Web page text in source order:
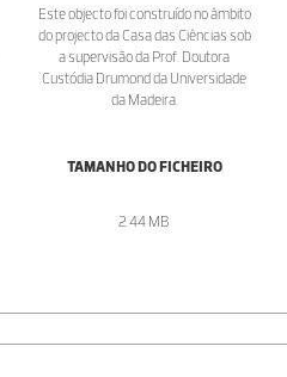
Este objecto foi construído no âmbito
do projecto da Casa das Ciências sob
a supervisão da Prof. Doutora
Custódia Drumond da Universidade
da Madeira.
TAMANHO DO FICHEIRO
2.44 MB